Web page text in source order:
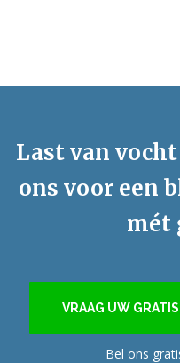
Last van
ons voor een
mét
VRAAG UW
Bel ons